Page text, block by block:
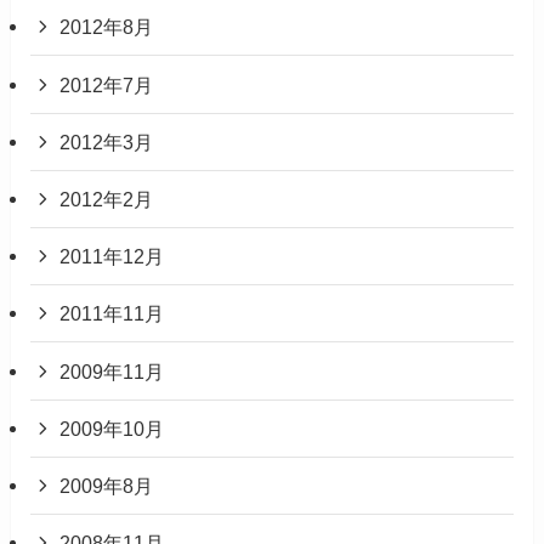
2012年8月
2012年7月
2012年3月
2012年2月
2011年12月
2011年11月
2009年11月
2009年10月
2009年8月